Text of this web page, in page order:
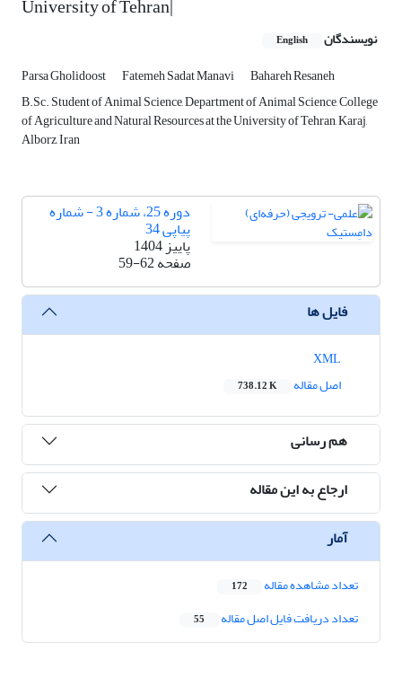
University of Tehran|
نویسندگان English
Parsa Gholidoost Fatemeh Sadat Manavi
Bahareh Resaneh
B.Sc. Student of Animal Science, Department of Animal Science, College
of Agriculture and Natural Resources at the University of Tehran, Karaj,
Alborz, Iran
دوره 25، شماره 3 - شماره
پیاپی 34
پاییز 1404
صفحه59-62
فایل ها
اصل مقاله
738.12 K
هم رسانی
ارجاع به این مقاله
آمار
تعداد مشاهده مقاله 172
تعداد دریافت فایل اصل مقاله 55